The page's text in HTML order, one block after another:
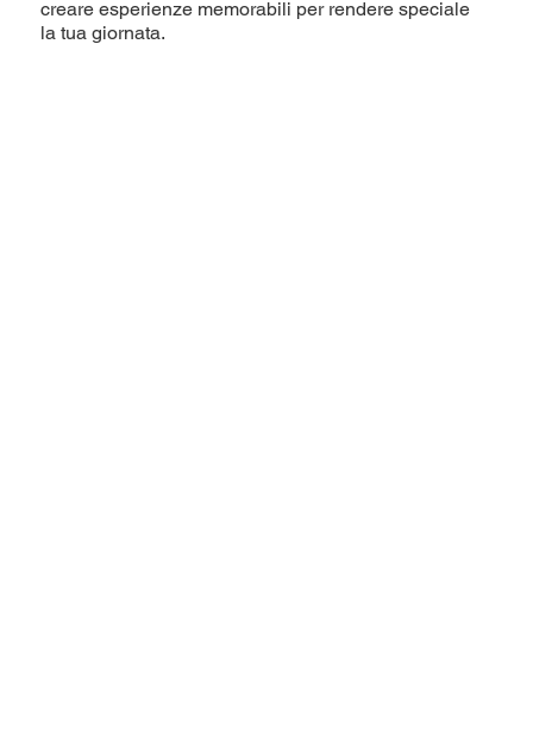
creare esperienze memorabili per rendere speciale
la tua giornata.